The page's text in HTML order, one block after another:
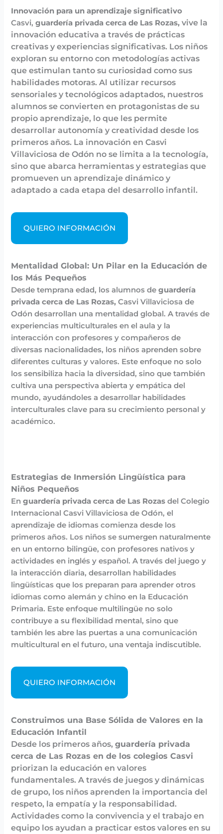
Innovación para un aprendizaje significativo
Casvi,guardería privada cerca de Las Rozas, vive la
innovación educativa a través de prácticas
creativas y experiencias significativas. Los niños
exploran su entorno con metodologías activas
que estimulan tanto su curiosidad como sus
habilidades motoras. Al utilizar recursos
sensoriales y tecnológicos adaptados, nuestros
alumnos se convierten en protagonistas de su
propio aprendizaje, lo que les permite
desarrollar autonomía y creatividad desde los
primeros años. La innovación en Casvi
Villaviciosa de Odón no se limita a la tecnología,
sino que abarca herramientas y estrategias que
promueven un aprendizaje dinámico y
adaptado a cada etapa del desarrollo infantil.
QUIERO INFORMACIÓN
Mentalidad Global: Un Pilar en la Educación de
los Más Pequeños
Desde temprana edad, los alumnos deguardería
privada cerca de Las Rozas,Casvi Villaviciosa de
Odón desarrollan una mentalidad global. A través de
experiencias multiculturales en el aula y la
interacción con profesores y compañeros de
diversas nacionalidades, los niños aprenden sobre
diferentes culturas y valores. Este enfoque no solo
los sensibiliza hacia la diversidad, sino que también
cultiva una perspectiva abierta y empática del
mundo, ayudándoles a desarrollar habilidades
interculturales clave para su crecimiento personal y
académico.
Estrategias de Inmersión Lingüística para
Niños Pequeños
Enguardería privada cerca de Las Rozas del Colegio
Internacional Casvi Villaviciosa de Odón, el
aprendizaje de idiomas comienza desde los
primeros años. Los niños se sumergen naturalmente
en un entorno bilingüe, con profesores nativos y
actividades en inglés y español. A través del juego y
la interacción diaria, desarrollan habilidades
lingüísticas que los preparan para aprender otros
idiomas como alemán y chino en la Educación
Primaria. Este enfoque multilingüe no solo
contribuye a su flexibilidad mental, sino que
también les abre las puertas a una comunicación
multicultural en el futuro, una ventaja indiscutible.
QUIERO INFORMACIÓN
Construimos una Base Sólida de Valores en la
Educación Infantil
Desde los primeros años,guardería privada
cerca de Las Rozasen de los colegios Casvi
priorizan la educación en valores
fundamentales. A través de juegos y dinámicas
de grupo, los niños aprenden la importancia del
respeto, la empatía y la responsabilidad.
Actividades como la convivencia y el trabajo en
equipo los ayudan a practicar estos valores en su